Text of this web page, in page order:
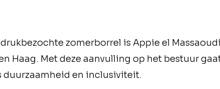
zomerborrel is Appie el
Haag. Met deze aanvulling op het bestuur
duurzaamheid en inclusiviteit.